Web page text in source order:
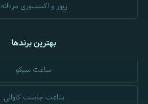
زیور و اکسسوری مردانه
بهترین برندها
ساعت سیکو
ساعت جاست کاوالی